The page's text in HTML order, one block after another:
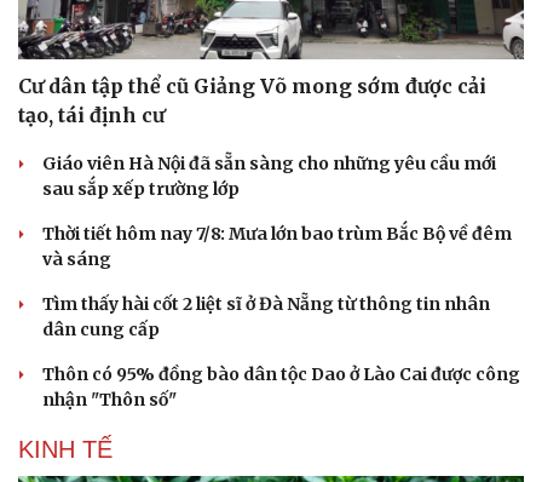
Cư dân tập thể cũ Giảng Võ mong sớm được cải
tạo, tái định cư
Giáo viên Hà Nội đã sẵn sàng cho những yêu cầu mới
sau sắp xếp trường lớp
Thời tiết hôm nay 7/8: Mưa lớn bao trùm Bắc Bộ về đêm
và sáng
Tìm thấy hài cốt 2 liệt sĩ ở Đà Nẵng từ thông tin nhân
dân cung cấp
Thôn có 95% đồng bào dân tộc Dao ở Lào Cai được công
nhận "Thôn số"
KINH TẾ